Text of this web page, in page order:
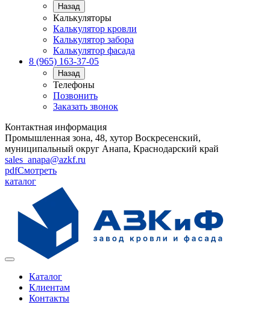
Назад
Калькуляторы
Калькулятор кровли
Калькулятор забора
Калькулятор фасада
8 (965) 163-37-05
Назад
Телефоны
Позвонить
Заказать звонок
Контактная информация
Промышленная зона, 48, хутор Воскресенский,
муниципальный округ Анапа, Краснодарский край
sales_anapa@azkf.ru
pdfСмотреть
каталог
Каталог
Клиентам
Контакты